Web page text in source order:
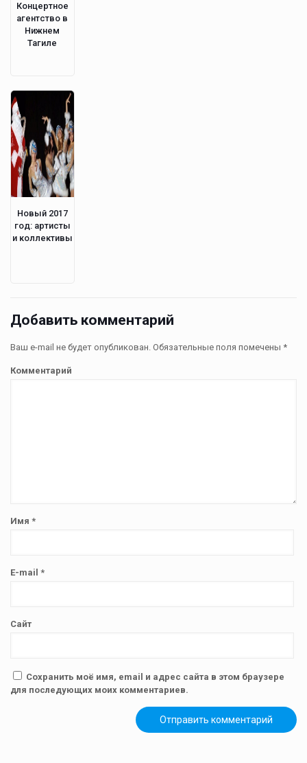
Концертное
агентство в
Нижнем
Тагиле
Новый 2017
год: артисты
и коллективы
Добавить комментарий
Ваш e-mail не будет опубликован. Обязательные поля помечены *
Комментарий
Имя *
E-mail *
Сайт
Сохранить моё имя, email и адрес сайта в этом браузере
для последующих моих комментариев.